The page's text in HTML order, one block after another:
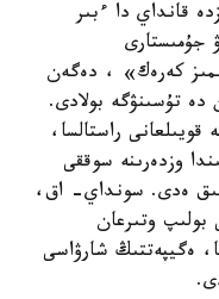
قانداي دا ءبىر
جۇمىستارى
كەرەك» ، دەگەن
دە تۇسىنۋگە بولادى.
قويىلعانى راستالسا،
وزدەرىنە سوققى
ەدى. سونداي- اق،
بولىپ وتىرعان
ەگيپەتتىڭ شارۋاسى